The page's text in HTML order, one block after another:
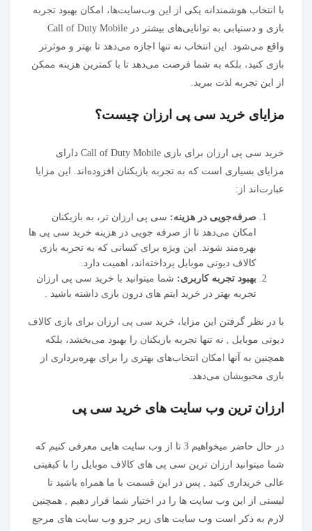
با انتخاب هوشمندانه یکی از این وب‌سایت‌ها، امکان بهبود تجربه
بازی و دستیابی به توانایی‌های بیشتر در Call of Duty Mobile
واقع می‌شود. این انتخاب نه تنها اجازه می‌دهد تا بهتر و موثرتر
بازی کنید، بلکه به شما فرصت می‌دهد تا با کمترین هزینه ممکن
از این تجربه لذت ببرید.
مزایای خرید سی پی ارزان چیست؟
خرید سی پی ارزان برای بازی Call of Duty Mobile دارای
مزایای بسیاری است که به تجربه بازیکنان افزوده‌اند. این مزایا
عبارت‌اند از:
صرفه‌جویی در هزینه: سی پی ارزان‌ تر، به بازیکنان
امکان می‌دهد تا از صرفه جویی در هزینه خرید سی پی‌ ها
بهره‌مند شوند. این ویژه برای کسانی که به تجربه بازی
کالاف دیوتی موبایل پرداخته‌اند، اهمیت دارد.
بهبود تجربه کاربری: شما میتوانید با خرید سی پی ارزان
تجربه بهتر در خرید ایتم های درون بازی داشته باشید .
با در نظر گرفتن این مزایا، خرید سی پی ارزان برای بازی کالاف
دیوتی موبایل , نه تنها تجربه بازیکنان را بهبود می‌بخشد، بلکه
همچنین به آنها امکان انتخاب‌های بهتری را برای بهره‌برداری از
بازی محبوبشان می‌دهد.
ارزان ترین وب سایت های خرید سی پی
در حال حاضر میخواهیم 3 تا از وب سایت هایی معرفی کنیم که
شما میتوانید ارزان ترین سی پی های کالاف موبایل را با کیفیتی
عالی خریداری کنید , پس در این قسمت با ما همراه باشید تا
لیستی از این وب سایت ها را در اختیار شما قرار دهیم , همچنین
لازم به ذکر است وب سایت های زیر جزو وب سایت های مرجع